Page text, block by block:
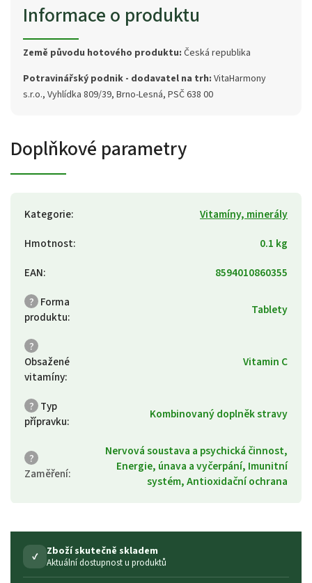
Informace o produktu
Země původu hotového produktu: Česká republika
Potravinářský podnik - dodavatel na trh: VitaHarmony
s.r.o., Vyhlídka 809/39, Brno-Lesná, PSČ 638 00
Doplňkové parametry
Kategorie:
Vitamíny, minerály
Hmotnost:
0.1 kg
EAN:
8594010860355
? Forma
produktu: Tablety
?
Obsažené
vitamíny:
Vitamin C
? Typ
přípravku: Kombinovaný doplněk stravy
?
Zaměření:
Nervová soustava a psychická činnost,
Energie, únava a vyčerpání, Imunitní
systém, Antioxidační ochrana
✓ Zboží skutečně skladem
Aktuální dostupnost u produktů